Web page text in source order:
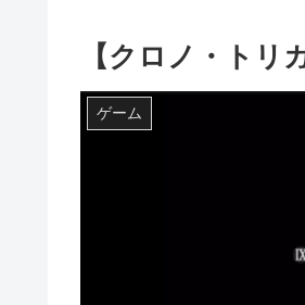
【クロノ・トリ
ゲーム